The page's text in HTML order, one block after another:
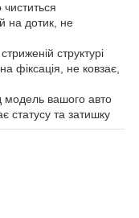
на дотик, не
структурі
фіксація, не ковзає,
модель вашого авто
статусу та затишку